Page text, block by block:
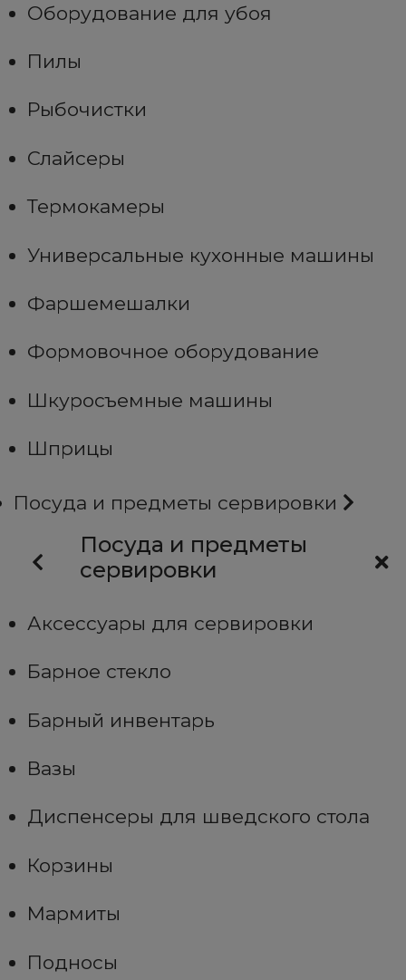
Оборудование для убоя
Пилы
Рыбочистки
Слайсеры
Термокамеры
Универсальные кухонные машины
Фаршемешалки
Формовочное оборудование
Шкуросъемные машины
Шприцы
Посуда и предметы сервировки
Посуда и предметы
сервировки
Аксессуары для сервировки
Барное стекло
Барный инвентарь
Вазы
Диспенсеры для шведского стола
Корзины
Мармиты
Подносы